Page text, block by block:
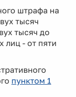
штрафа на
тысяч
тысяч до
лиц - от пяти
пунктом 1